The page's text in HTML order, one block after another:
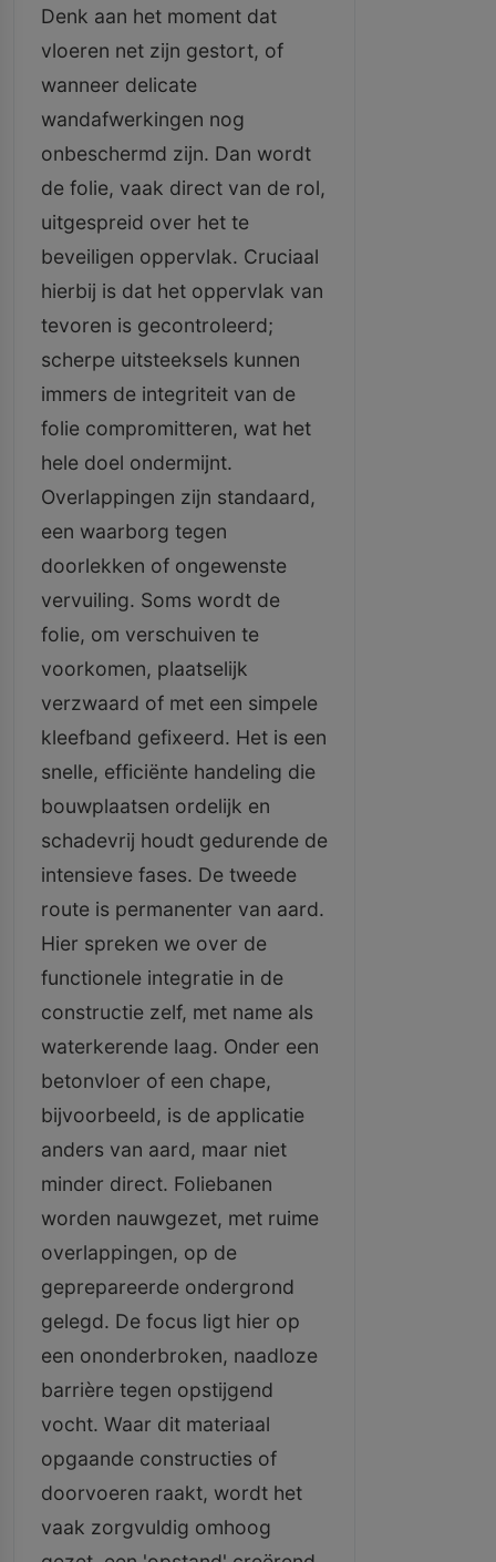
Denk aan het moment dat
vloeren net zijn gestort, of
wanneer delicate
wandafwerkingen nog
onbeschermd zijn. Dan wordt
de folie, vaak direct van de rol,
uitgespreid over het te
beveiligen oppervlak. Cruciaal
hierbij is dat het oppervlak van
tevoren is gecontroleerd;
scherpe uitsteeksels kunnen
immers de integriteit van de
folie compromitteren, wat het
hele doel ondermijnt.
Overlappingen zijn standaard,
een waarborg tegen
doorlekken of ongewenste
vervuiling. Soms wordt de
folie, om verschuiven te
voorkomen, plaatselijk
verzwaard of met een simpele
kleefband gefixeerd. Het is een
snelle, efficiënte handeling die
bouwplaatsen ordelijk en
schadevrij houdt gedurende de
intensieve fases. De tweede
route is permanenter van aard.
Hier spreken we over de
functionele integratie in de
constructie zelf, met name als
waterkerende laag. Onder een
betonvloer of een chape,
bijvoorbeeld, is de applicatie
anders van aard, maar niet
minder direct. Foliebanen
worden nauwgezet, met ruime
overlappingen, op de
geprepareerde ondergrond
gelegd. De focus ligt hier op
een ononderbroken, naadloze
barrière tegen opstijgend
vocht. Waar dit materiaal
opgaande constructies of
doorvoeren raakt, wordt het
vaak zorgvuldig omhoog